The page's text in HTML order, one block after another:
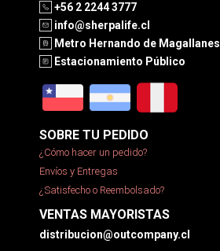
+56 2 2244 3777
info@sherpalife.cl
Metro Hernando de Magallanes
Estacionamiento Público
SOBRE TU PEDIDO
¿Cómo hacer un pedido?
Envíos y Entregas
¿Satisfecho o Reembolsado?
VENTAS MAYORISTAS
distribucion@outcompany.cl